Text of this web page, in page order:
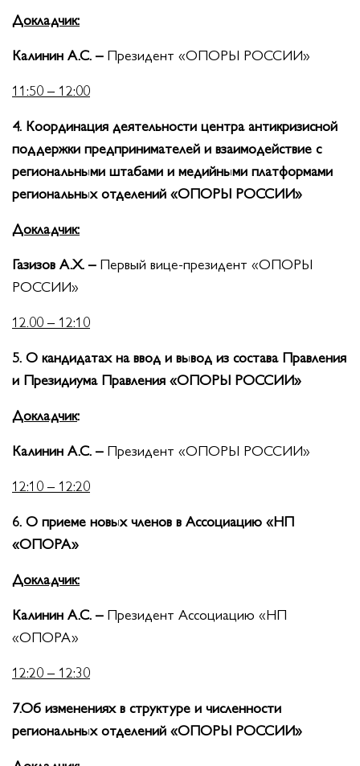
Докладчик:
Калинин А.С. – Президент «ОПОРЫ РОССИИ»
11:50 – 12:00
4. Координация деятельности центра антикризисной
поддержки предпринимателей и взаимодействие с
региональными штабами и медийными платформами
региональных отделений «ОПОРЫ РОССИИ»
Докладчик:
Газизов А.Х. – Первый вице-президент «ОПОРЫ
РОССИИ»
12.00 – 12:10
5. О кандидатах на ввод и вывод из состава Правления
и Президиума Правления «ОПОРЫ РОССИИ»
Докладчик:
Калинин А.С. – Президент «ОПОРЫ РОССИИ»
12:10 – 12:20
6. О приеме новых членов в Ассоциацию «НП
«ОПОРА»
Докладчик:
Калинин А.С. – Президент Ассоциацию «НП
«ОПОРА»
12:20 – 12:30
7.Об изменениях в структуре и численности
региональных отделений «ОПОРЫ РОССИИ»